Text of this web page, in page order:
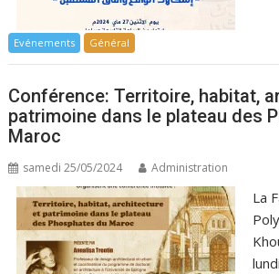
Evénements Général
Conférence: Territoire, habitat,
patrimoine dans le plateau des
Maroc
samedi 25/05/2024 Administration
La